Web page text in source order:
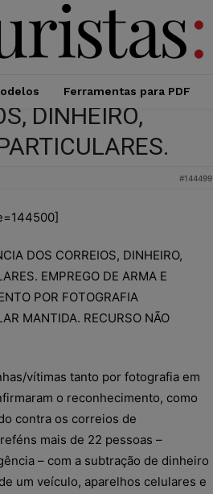
Ferramentas para PDF
DINHEIRO,
#144499
DOS CORREIOS, DINHEIRO,
EMPREGO DE ARMA E
POR FOTOGRAFIA
MANTIDA. RECURSO NÃO
vítimas tanto por fotografia em
o reconhecimento, como
contra os correios de
mais de 22 pessoas –
– com a subtração de dinheiro
um veículo, aparelhos celulares e